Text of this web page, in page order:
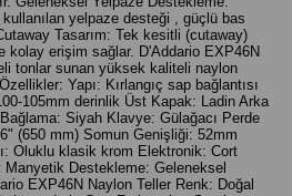
yelpaze desteği , güçlü bas
Tasarım: Tek kesitli (cutaway)
kolay erişim sağlar. D'Addario EXP46N
tonlar sunan yüksek kaliteli naylon
Yapı: Kırlangıç sap bağlantısı
105mm derinlik Üst Kapak: Ladin Arka
Siyah Klavye: Gülağacı Perde
(650 mm) Somun Genişliği: 52mm
Oluklu klasik krom Elektronik: Cort
Destekleme: Geleneksel
EXP46N Naylon Teller Renk: Doğal